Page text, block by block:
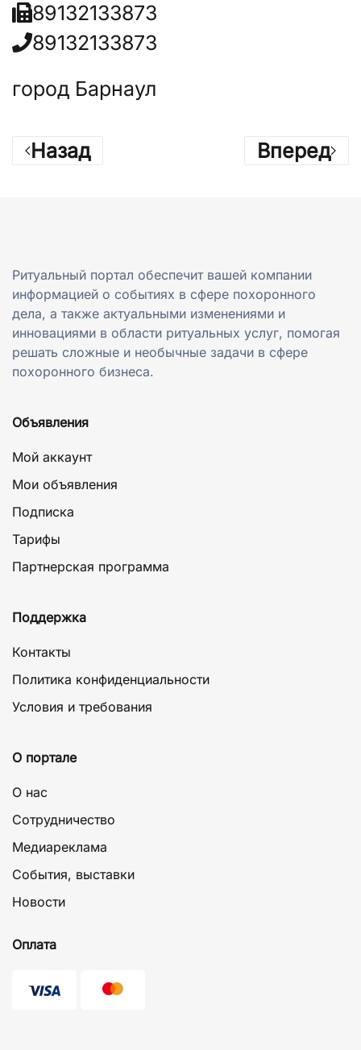
89132133873
89132133873
город Барнаул
Назад Вперед
Ритуальный портал обеспечит вашей компании
информацией о событиях в сфере похоронного
дела, а также актуальными изменениями и
инновациями в области ритуальных услуг, помогая
решать сложные и необычные задачи в сфере
похоронного бизнеса.
Объявления
Мой аккаунт
Мои объявления
Подписка
Тарифы
Партнерская программа
Поддержка
Контакты
Политика конфиденциальности
Условия и требования
О портале
О нас
Сотрудничество
Медиареклама
События, выставки
Новости
Оплата